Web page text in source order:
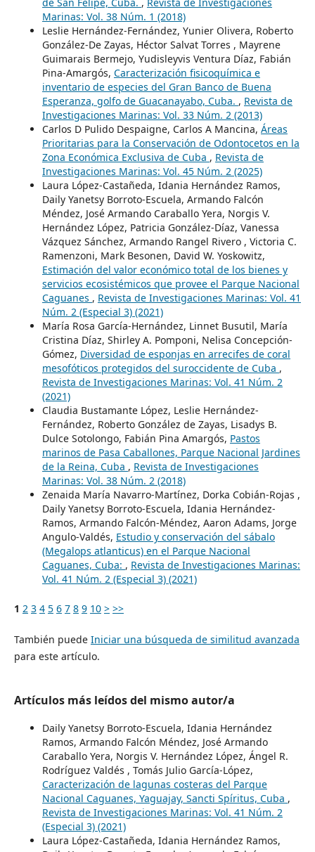
Marinas: Vol. 38 Núm. 1 (2018)
Leslie Hernández-Fernández, Yunier Olivera, Roberto
González-De Zayas, Héctor Salvat Torres , Mayrene
Guimarais Bermejo, Yudisleyvis Ventura Díaz, Fabián
Pina-Amargós, Caracterización fisicoquímica e
inventario de especies del Gran Banco de Buena
Esperanza, golfo de Guacanayabo, Cuba. , Revista de
Investigaciones Marinas: Vol. 33 Núm. 2 (2013)
Carlos D Pulido Despaigne, Carlos A Mancina, Áreas
Prioritarias para la Conservación de Odontocetos en la
Zona Económica Exclusiva de Cuba , Revista de
Investigaciones Marinas: Vol. 45 Núm. 2 (2025)
Laura López-Castañeda, Idania Hernández Ramos,
Daily Yanetsy Borroto-Escuela, Armando Falcón
Méndez, José Armando Caraballo Yera, Norgis V.
Hernández López, Patricia González-Díaz, Vanessa
Vázquez Sánchez, Armando Rangel Rivero , Victoria C.
Ramenzoni, Mark Besonen, David W. Yoskowitz,
Estimación del valor económico total de los bienes y
servicios ecosistémicos que provee el Parque Nacional
Caguanes , Revista de Investigaciones Marinas: Vol. 41
Núm. 2 (Especial 3) (2021)
María Rosa García-Hernández, Linnet Busutil, María
Cristina Díaz, Shirley A. Pomponi, Nelisa Concepción-
Gómez, Diversidad de esponjas en arrecifes de coral
mesofóticos protegidos del suroccidente de Cuba ,
Revista de Investigaciones Marinas: Vol. 41 Núm. 2
(2021)
Claudia Bustamante López, Leslie Hernández-
Fernández, Roberto González de Zayas, Lisadys B.
Dulce Sotolongo, Fabián Pina Amargós, Pastos
marinos de Pasa Caballones, Parque Nacional Jardines
de la Reina, Cuba , Revista de Investigaciones
Marinas: Vol. 38 Núm. 2 (2018)
Zenaida María Navarro-Martínez, Dorka Cobián-Rojas ,
Daily Yanetsy Borroto-Escuela, Idania Hernández-
Ramos, Armando Falcón-Méndez, Aaron Adams, Jorge
Angulo-Valdés, Estudio y conservación del sábalo
(Megalops atlanticus) en el Parque Nacional
Caguanes, Cuba: , Revista de Investigaciones Marinas:
Vol. 41 Núm. 2 (Especial 3) (2021)
1 2 3 4 5 6 7 8 9 10 > >>
También puede Iniciar una búsqueda de similitud avanzada
para este artículo.
Artículos más leídos del mismo autor/a
Daily Yanetsy Borroto-Escuela, Idania Hernández
Ramos, Armando Falcón Méndez, José Armando
Caraballo Yera, Norgis V. Hernández López, Ángel R.
Rodríguez Valdés , Tomás Julio García-López,
Caracterización de lagunas costeras del Parque
Nacional Caguanes, Yaguajay, Sancti Spíritus, Cuba ,
Revista de Investigaciones Marinas: Vol. 41 Núm. 2
(Especial 3) (2021)
Laura López-Castañeda, Idania Hernández Ramos,